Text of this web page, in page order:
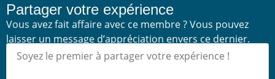
Partager votre expérience
Vous avez fait affaire avec ce membre ? Vous pouvez
laisser un message d’appréciation envers ce dernier.